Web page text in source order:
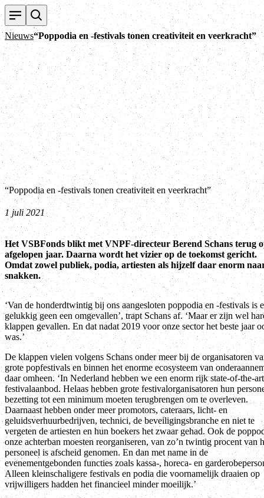
Nieuws“Poppodia en -festivals tonen creativiteit en veerkracht”
“Poppodia en -festivals tonen creativiteit en veerkracht”
1 juli 2021
Het VSBFonds blikt met VNPF-directeur Berend Schans terug
afgelopen jaar. Daarna wordt het vizier op de toekomst gericht.
Omdat zowel publiek, podia, artiesten als hijzelf daar enorm
snakken.
‘Van de honderdtwintig bij ons aangesloten poppodia en -festivals is
gelukkig geen een omgevallen’, trapt Schans af. ‘Maar er zijn wel
klappen gevallen. En dat nadat 2019 voor onze sector het beste jaar
was.’
De klappen vielen volgens Schans onder meer bij de organisatoren
grote popfestivals en binnen het enorme ecosysteem van
daar omheen. ‘In Nederland hebben we een enorm rijk state-of-the-art
festivalaanbod. Helaas hebben grote festivalorganisatoren hun
bezetting tot een minimum moeten terugbrengen om te overleven.
Daarnaast hebben onder meer promotors, cateraars, licht- en
geluidsverhuurbedrijven, technici, de beveiligingsbranche en niet te
vergeten de artiesten en hun boekers het zwaar gehad. Ook de
onze achterban moesten reorganiseren, van zo’n twintig procent van
personeel is afscheid genomen. En dan met name in de
evenementgebonden functies zoals kassa-, horeca- en
Alleen kleinschaligere festivals en podia die voornamelijk draaien op
vrijwilligers hadden het financieel minder moeilijk.’